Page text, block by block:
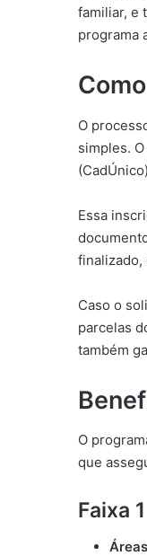
familiar, e
programa
O
simples.
Essa
finalizado,
Caso o
parcelas
também
O
que
Faixa 1